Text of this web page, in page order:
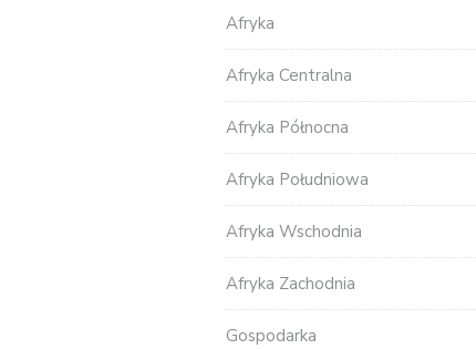
Afryka
Afryka Centralna
Afryka Północna
Afryka Południowa
Afryka Wschodnia
Afryka Zachodnia
Gospodarka